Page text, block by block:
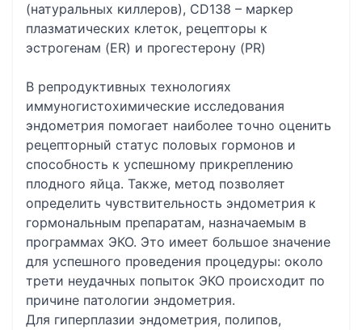
(натуральных киллеров), CD138 – маркер
плазматических клеток, рецепторы к
эстрогенам (ER) и прогестерону (PR)
В репродуктивных технологиях
иммуногистохимические исследования
эндометрия помогает наиболее точно оценить
рецепторный статус половых гормонов и
способность к успешному прикреплению
плодного яйца. Также, метод позволяет
определить чувствительность эндометрия к
гормональным препаратам, назначаемым в
программах ЭКО. Это имеет большое значение
для успешного проведения процедуры: около
трети неудачных попыток ЭКО происходит по
причине патологии эндометрия.
Для гиперплазии эндометрия, полипов,